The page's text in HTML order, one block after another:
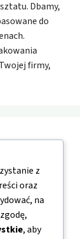
Dbamy,
do
firmy,
z
oraz
na
, aby